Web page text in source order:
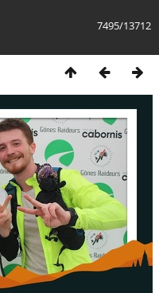
7495/13712